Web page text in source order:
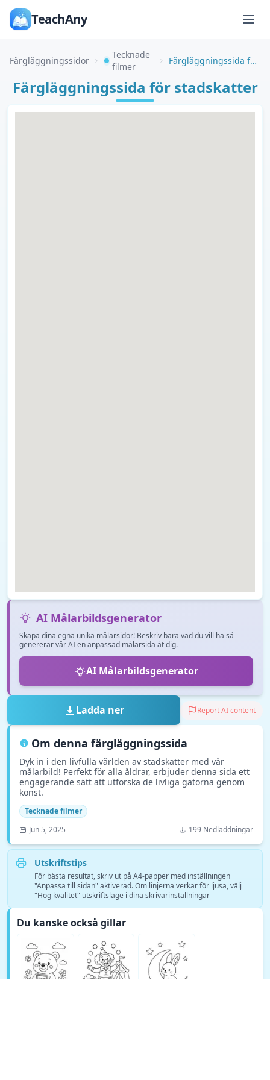
TeachAny
Färgläggningssidor
Tecknade
filmer
Färgläggningssida för stadskatter
Färgläggningssida för stadskatter
AI Målarbildsgenerator
Skapa dina egna unika målarsidor! Beskriv bara vad du vill ha så
genererar vår AI en anpassad målarsida åt dig.
AI Målarbildsgenerator
Ladda ner Report AI content
Om denna färgläggningssida
Dyk in i den livfulla världen av stadskatter med vår
målarbild! Perfekt för alla åldrar, erbjuder denna sida ett
engagerande sätt att utforska de livliga gatorna genom
konst.
Tecknade filmer
Jun 5, 2025
199 Nedladdningar
Utskriftstips
För bästa resultat, skriv ut på A4-papper med inställningen
"Anpassa till sidan" aktiverad. Om linjerna verkar för ljusa, välj
"Hög kvalitet" utskriftsläge i dina skrivarinställningar
Du kanske också gillar